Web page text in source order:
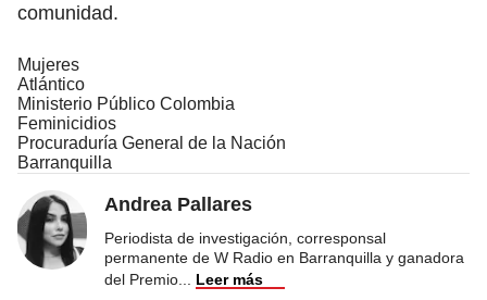
comunidad.
Mujeres
Atlántico
Ministerio Público Colombia
Feminicidios
Procuraduría General de la Nación
Barranquilla
Andrea Pallares
Periodista de investigación, corresponsal
permanente de W Radio en Barranquilla y ganadora
del Premio
Leer más